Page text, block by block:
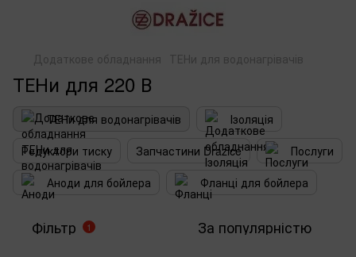
Додаткове обладнання ТЕНи для водонагрівачів
ТЕНи для 220 В
ТЕНи для водонагрівачів
Ізоляція
Редуктори тиску
Запчастини Drazice
Послуги
Аноди для бойлера
Фланці для бойлера
Фільтр 1 За популярністю